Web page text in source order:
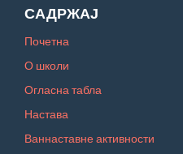
САДРЖАЈ
Почетна
О школи
Огласна табла
Настава
Ваннаставне активности